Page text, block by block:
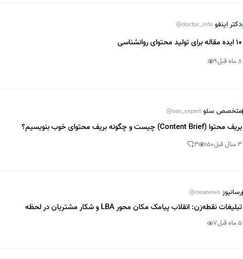
دکتر اینفو @doctor_info
10 ایده مقاله برای تولید محتوای روانشناسی
8 ماه قبل 9
متخصص سئو @seo_expert
بریف محتوا (Content Brief) چیست و چگونه بریف محتوای خوب بنویسیم؟
3 سال قبل 150
3
رسانیوز @rasanews
تبلیغات نقطه‌زن: انقلاب پیامک مکان محور LBA و شکار مشتریان در لحظه
5 ماه قبل 7